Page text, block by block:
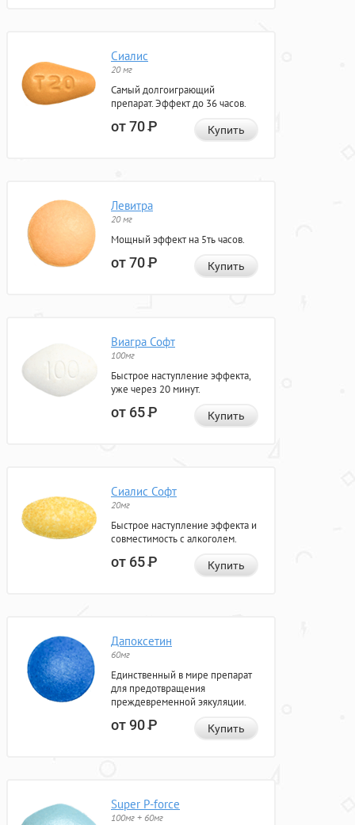
Сиалис
20 мг
Самый долгоиграющий
препарат. Эффект до 36 часов.
от 70Р Купить
Левитра
20 мг
Мощный эффект на 5ть часов.
от 70Р Купить
Виагра Софт
100мг
Быстрое наступление эффекта,
уже через 20 минут.
от 65Р Купить
Сиалис Софт
20мг
Быстрое наступление эффекта и
совместимость с алкоголем.
от 65Р Купить
Дапоксетин
60мг
Единственный в мире препарат
для предотвращения
преждевременной эякуляции.
от 90Р Купить
Super P-force
100мг + 60мг